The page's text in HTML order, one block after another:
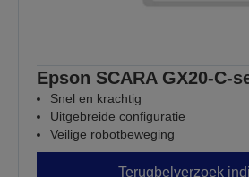
Epson SCARA GX20-C-
Snel en krachtig
Uitgebreide configuratie
Veilige robotbeweging
Terugbelverzoek